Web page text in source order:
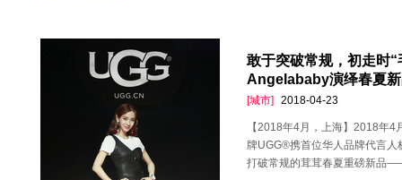
敢于突破常规，初走
Angelababy演绎春夏
[城市] 2018-04-23
【2018年4月，上海】2018年
牌UGG®携首位华人品牌代言
打破常规的茸茸春夏重磅新品